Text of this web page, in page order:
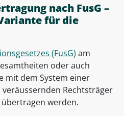
nach FusG –
für die
(FusG) am
oder auch
mit dem System einer
Rechtsträger
werden.